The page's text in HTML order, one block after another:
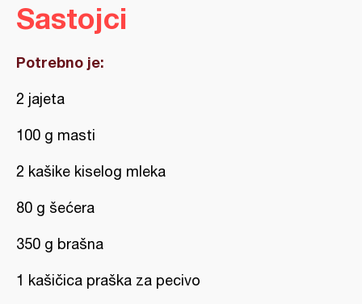
Sastojci
Potrebno je:
2 jajeta
100 g masti
2 kašike kiselog mleka
80 g šećera
350 g brašna
1 kašičica praška za pecivo